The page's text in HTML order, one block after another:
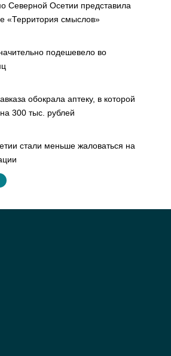
Северной Осетии представила
«Территория смыслов»
подешевело во
обокрала аптеку, в которой
300 тыс. рублей
стали меньше жаловаться на